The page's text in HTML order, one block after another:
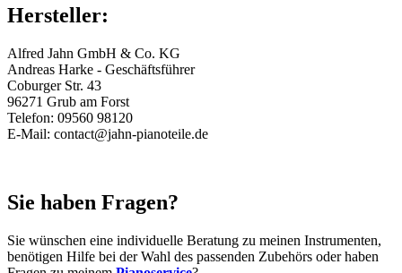
Hersteller:
Alfred Jahn GmbH & Co. KG
Andreas Harke - Geschäftsführer
Coburger Str. 43
96271 Grub am Forst
Telefon: 09560 98120
E-Mail: contact@jahn-pianoteile.de
Sie haben Fragen?
Sie wünschen eine individuelle Beratung zu meinen Instrumenten,
benötigen Hilfe bei der Wahl des passenden Zubehörs oder haben